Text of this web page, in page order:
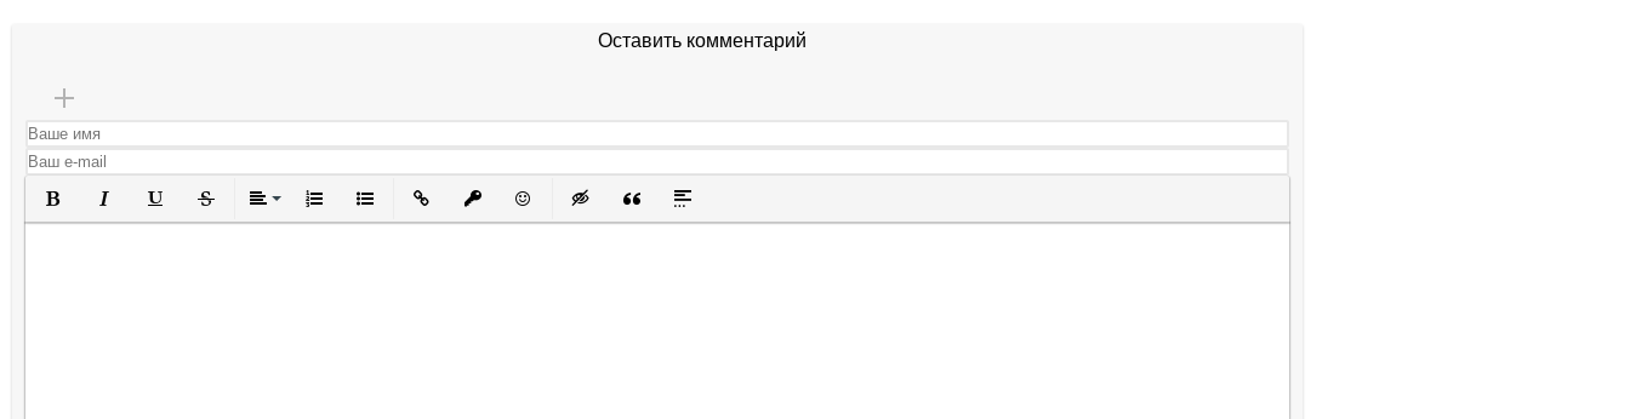
Оставить комментарий
Полужирный
КурсивПодчеркнутый
ЗачеркнутыйВыравнивание
Нумерованный список
Маркированный список
Вставить ссылку
Вставить защищенную ссылку
Вставить смайлик
Вставка скрытого текста
Вставка цитаты
Вставка спойлера